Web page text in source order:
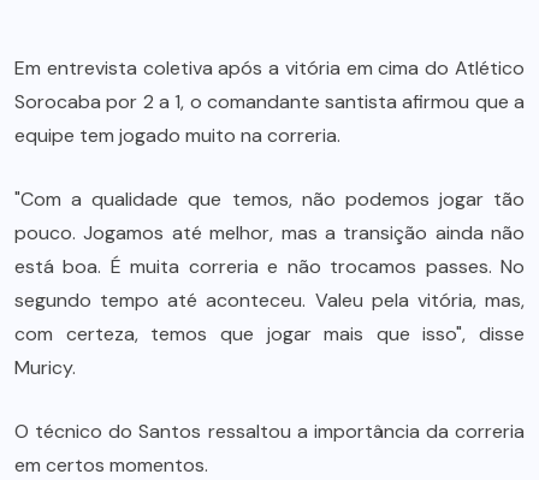
Em entrevista coletiva após a vitória em cima do Atlético
Sorocaba por 2 a 1, o comandante santista afirmou que a
equipe tem jogado muito na correria.
"Com a qualidade que temos, não podemos jogar tão
pouco. Jogamos até melhor, mas a transição ainda não
está boa. É muita correria e não trocamos passes. No
segundo tempo até aconteceu. Valeu pela vitória, mas,
com certeza, temos que jogar mais que isso", disse
Muricy.
O técnico do Santos ressaltou a importância da correria
em certos momentos.